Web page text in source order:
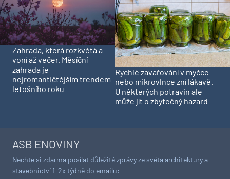
Zahrada, která rozkvétá a
voní až večer. Měsíční
zahrada je
nejromantičtějším trendem
letošního roku
Rychlé zavařování v myčce
nebo mikrovlnce zní lákavě.
U některých potravin ale
může jít o zbytečný hazard
ASB ENOVINY
Nechte si zdarma posílat důležité zprávy ze světa architektury a
stavebnictví 1-2x týdně do emailu: